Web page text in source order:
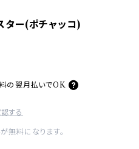
ター(ポチャッコ)
の 翌月払いでOK
する
料になります。